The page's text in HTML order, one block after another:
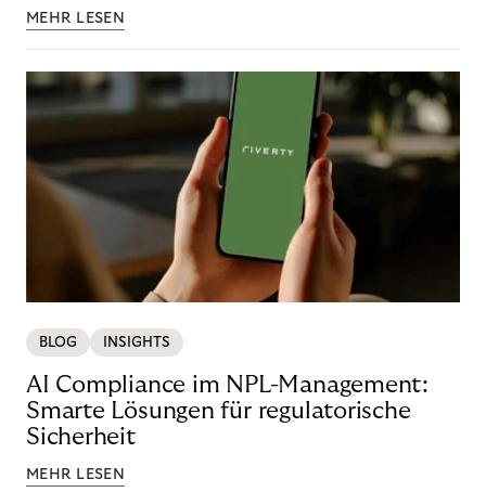
MEHR LESEN
BLOG INSIGHTS
AI Compliance im NPL-Management:
Smarte Lösungen für regulatorische
Sicherheit
MEHR LESEN